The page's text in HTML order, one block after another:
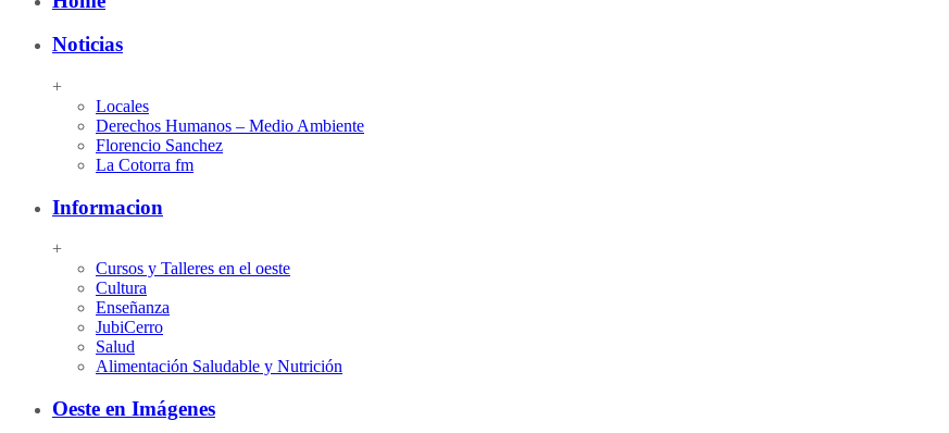
Noticias
+
Locales
Derechos Humanos – Medio Ambiente
Florencio Sanchez
La Cotorra fm
Informacion
+
Cursos y Talleres en el oeste
Cultura
Enseñanza
JubiCerro
Salud
Alimentación Saludable y Nutrición
Oeste en Imágenes